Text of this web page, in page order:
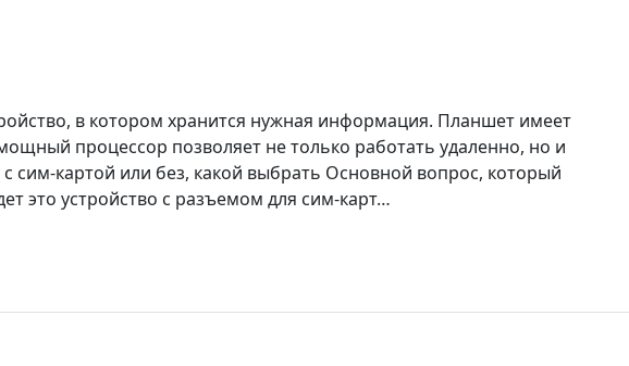
в котором хранится нужная информация. Планшет имеет
процессор позволяет не только работать удаленно, но и
сим-картой или без, какой выбрать Основной вопрос, который
это устройство с разъемом для сим-карт…